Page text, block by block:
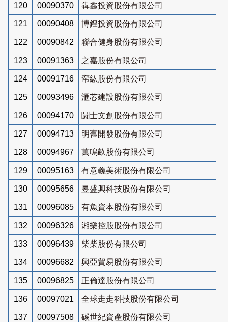
120 00090370 犇鑫投資股份有限公司
121 00090408 博鋰投資股份有限公司
122 00090842 聯合健身股份有限公司
123 00091363 之嘉股份有限公司
124 00091716 帟紘股份有限公司
125 00093496 滙芯建設股份有限公司
126 00094170 鬪士文創股份有限公司
127 00094713 明寯開發股份有限公司
128 00094967 萬鳴畝股份有限公司
129 00095163 有意義美術股份有限公司
130 00095656 昱盛興科技股份有限公司
131 00096085 有魚資本股份有限公司
132 00096326 湘樂控股股份有限公司
133 00096439 柴柴股份有限公司
134 00096682 興亞貿易股份有限公司
135 00096825 正倫達股份有限公司
136 00097021 全球走走科技股份有限公司
137 00097508 碳世紀資產股份有限公司